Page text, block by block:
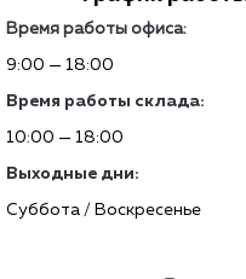
Время работы офиса:
9:00 — 18:00
Время работы склада:
10:00 — 18:00
Выходные дни:
Суббота / Воскресенье